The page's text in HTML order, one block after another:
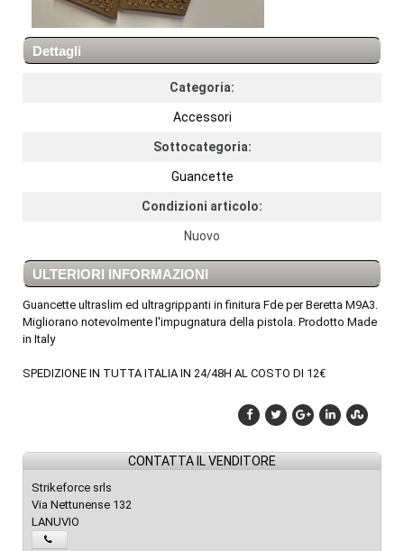
Dettagli
Categoria:
Accessori
Sottocategoria:
Guancette
Condizioni articolo:
Nuovo
ULTERIORI INFORMAZIONI
Guancette ultraslim ed ultragrippanti in finitura Fde per Beretta M9A3.
Migliorano notevolmente l'impugnatura della pistola. Prodotto Made
in Italy
SPEDIZIONE IN TUTTA ITALIA IN 24/48H AL COSTO DI 12€
CONTATTA IL VENDITORE
Strikeforce srls
Via Nettunense 132
LANUVIO